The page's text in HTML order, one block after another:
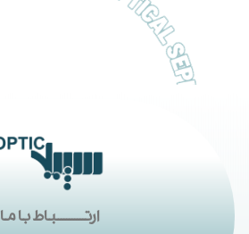
ارتــــــــــباط با ما